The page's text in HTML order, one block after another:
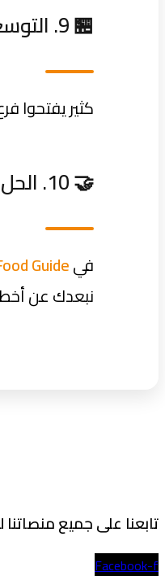
🏪 9. التوسع قبل الاستقرار
كثير يفتحوا
🤝 10. الحل؟ تبدأ صح مع Food Guide
فيGuide
نبعدك عن
تابعنا على جميع
Facebook-f